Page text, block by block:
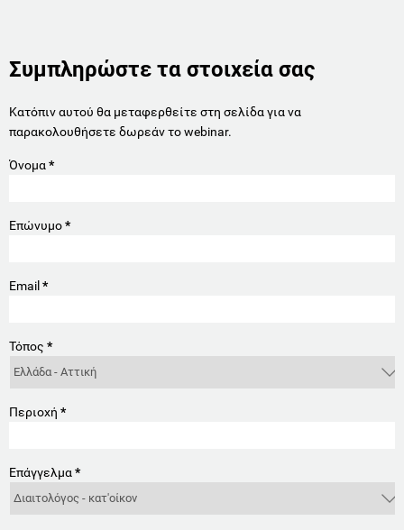
Συμπληρώστε τα στοιχεία σας
Κατόπιν αυτού θα μεταφερθείτε στη σελίδα για να
παρακολουθήσετε δωρεάν το webinar.
Όνομα*
Επώνυμο*
Email *
Τόπος *
Περιοχή *
Επάγγελμα*